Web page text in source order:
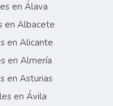
en Álava
en Albacete
en Alicante
en Almería
en Asturias
en Ávila